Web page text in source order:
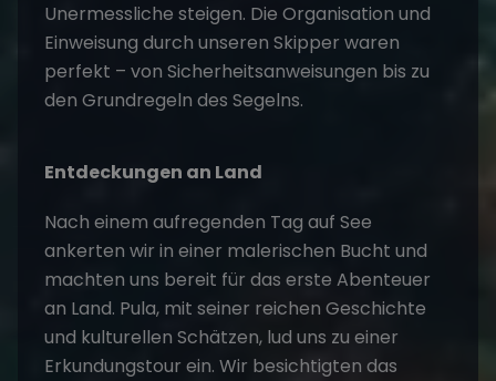
Unermessliche steigen. Die Organisation und
Einweisung durch unseren Skipper waren
perfekt – von Sicherheitsanweisungen bis zu
den Grundregeln des Segelns.
Entdeckungen an Land
Nach einem aufregenden Tag auf See
ankerten wir in einer malerischen Bucht und
machten uns bereit für das erste Abenteuer
an Land. Pula, mit seiner reichen Geschichte
und kulturellen Schätzen, lud uns zu einer
Erkundungstour ein. Wir besichtigten das